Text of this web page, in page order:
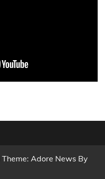
Theme: Adore News By